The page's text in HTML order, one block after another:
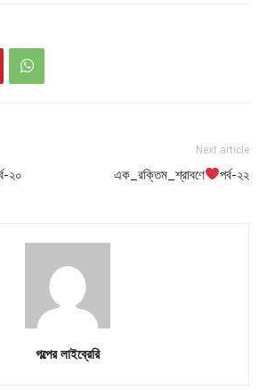
২০
Next article
এক_রক্তিম_শ্রাবণে পর্ব-২২
গল্পের লাইব্রেরি